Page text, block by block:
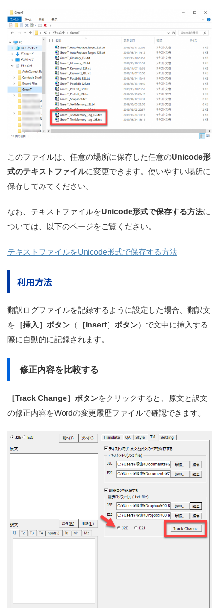
このファイルは、任意の場所に保存した任意のUnicode形
式のテキストファイルに変更できます。使いやすい場所に
保存してみてください。
なお、テキストファイルをUnicode形式で保存する方法に
ついては、以下のページをご覧ください。
テキストファイルをUnicode形式で保存する方法
利用方法
翻訳ログファイルを記録するように設定した場合、翻訳文
を ［挿入］ボタン （ ［Insert］ボタン）で文中に挿入する
際に自動的に記録されます。
修正内容を比較する
［Track Change］ボタンをクリックすると、原文と訳文
の修正内容をWordの変更履歴ファイルで確認できます。